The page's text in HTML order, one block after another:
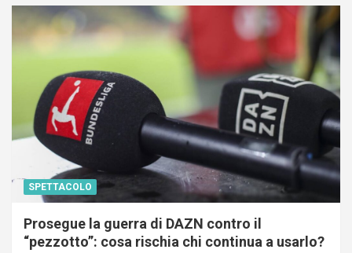
SPETTACOLO
Prosegue la guerra di DAZN contro il
“pezzotto”: cosa rischia chi continua a usarlo?